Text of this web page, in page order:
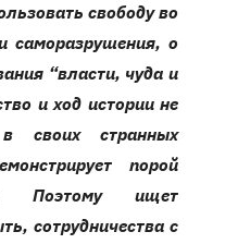
свободу во
саморазрушения, о
“власти, чуда и
и ход истории не
своих странных
порой
Поэтому ищет
сотрудничества с